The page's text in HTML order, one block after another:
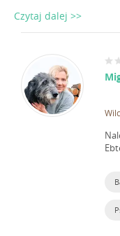
Czytaj dalej >>